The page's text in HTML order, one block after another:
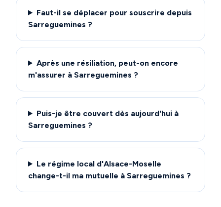
Faut-il se déplacer pour souscrire depuis
Sarreguemines ?
Après une résiliation, peut-on encore
m'assurer à Sarreguemines ?
Puis-je être couvert dès aujourd'hui à
Sarreguemines ?
Le régime local d'Alsace-Moselle
change-t-il ma mutuelle à Sarreguemines ?